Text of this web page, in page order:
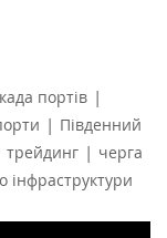
портів |
| Південний
трейдинг | черга
інфраструктури